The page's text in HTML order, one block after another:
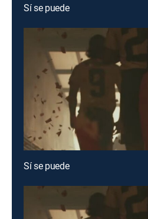
Sí se puede
Sí se puede